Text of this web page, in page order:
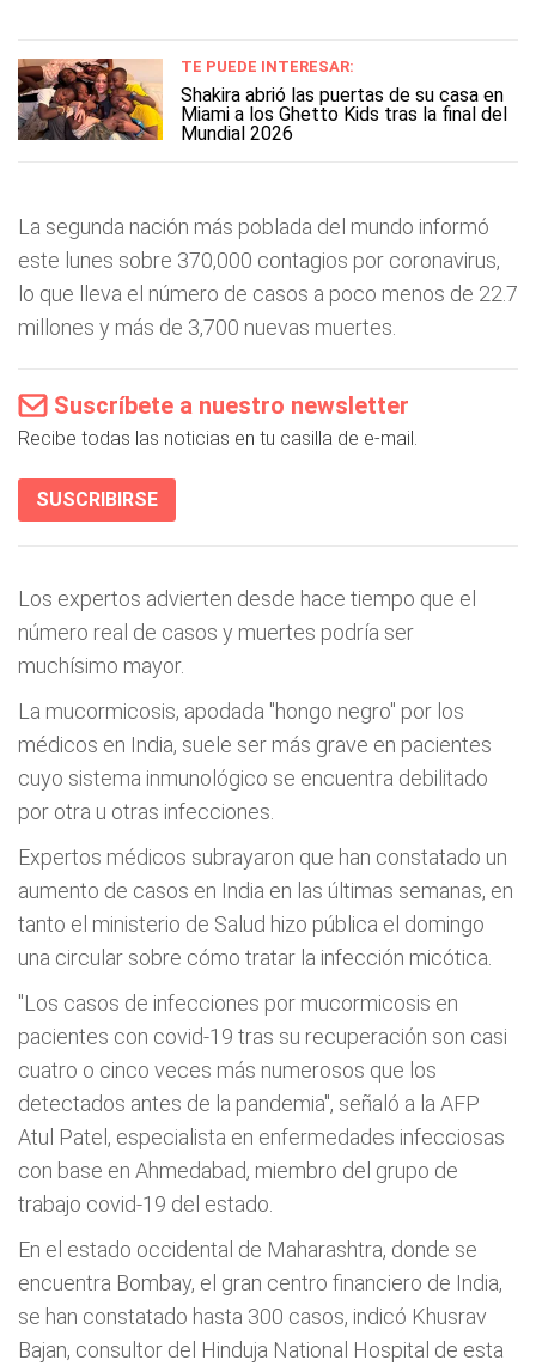
TE PUEDE INTERESAR:
Shakira abrió las puertas de su casa en
Miami a los Ghetto Kids tras la final del
Mundial 2026
La segunda nación más poblada del mundo informó
este lunes sobre 370,000 contagios por coronavirus,
lo que lleva el número de casos a poco menos de 22.7
millones y más de 3,700 nuevas muertes.
Suscríbete a nuestro newsletter
Recibe todas las noticias en tu casilla de e-mail.
SUSCRIBIRSE
Los expertos advierten desde hace tiempo que el
número real de casos y muertes podría ser
muchísimo mayor.
La mucormicosis, apodada "hongo negro" por los
médicos en India, suele ser más grave en pacientes
cuyo sistema inmunológico se encuentra debilitado
por otra u otras infecciones.
Expertos médicos subrayaron que han constatado un
aumento de casos en India en las últimas semanas, en
tanto el ministerio de Salud hizo pública el domingo
una circular sobre cómo tratar la infección micótica.
"Los casos de infecciones por mucormicosis en
pacientes con covid-19 tras su recuperación son casi
cuatro o cinco veces más numerosos que los
detectados antes de la pandemia", señaló a la AFP
Atul Patel, especialista en enfermedades infecciosas
con base en Ahmedabad, miembro del grupo de
trabajo covid-19 del estado.
En el estado occidental de Maharashtra, donde se
encuentra Bombay, el gran centro financiero de India,
se han constatado hasta 300 casos, indicó Khusrav
Bajan, consultor del Hinduja National Hospital de esta